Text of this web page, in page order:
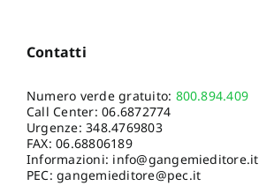
Contatti
Numero verde gratuito: 800.894.409
Call Center:06.6872774
Urgenze:348.4769803
FAX: 06.68806189
Informazioni: info@gangemieditore.it
PEC: gangemieditore@pec.it